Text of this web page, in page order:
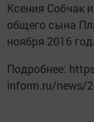
Ксения Собчак
общего сына
ноября 2016
Подробнее:
inform.ru/news/